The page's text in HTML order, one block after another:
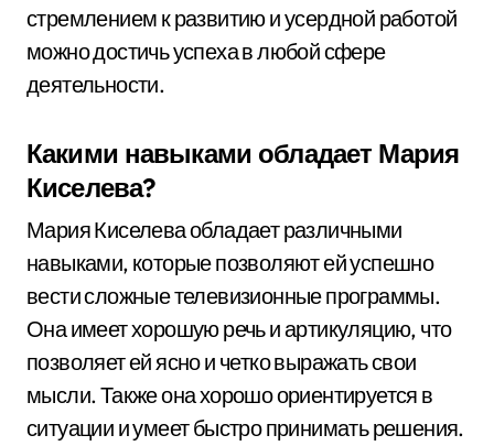
стремлением к развитию и усердной работой
можно достичь успеха в любой сфере
деятельности.
Какими навыками обладает Мария
Киселева?
Мария Киселева обладает различными
навыками, которые позволяют ей успешно
вести сложные телевизионные программы.
Она имеет хорошую речь и артикуляцию, что
позволяет ей ясно и четко выражать свои
мысли. Также она хорошо ориентируется в
ситуации и умеет быстро принимать решения.